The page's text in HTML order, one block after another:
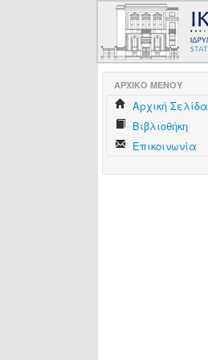
AΡΧΙΚΟ ΜΕΝΟΥ
Aρχική Σελίδα
Βιβλιοθήκη
Επικοινωνία